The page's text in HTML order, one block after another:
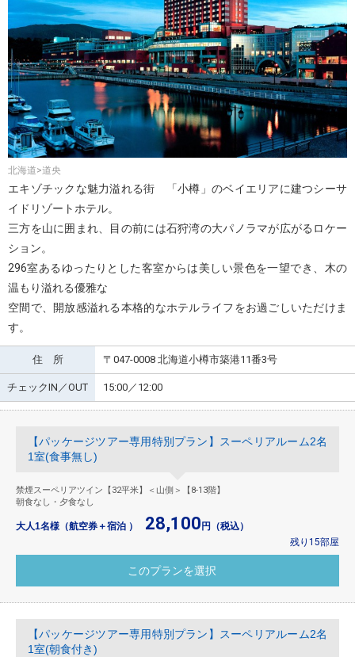
北海道>道央
エキゾチックな魅力溢れる街 「小樽」のベイエリアに建つシーサ
イドリゾートホテル。
三方を山に囲まれ、目の前には石狩湾の大パノラマが広がるロケー
ション。
296室あるゆったりとした客室からは美しい景色を一望でき、木の
温もり溢れる優雅な
空間で、開放感溢れる本格的なホテルライフをお過ごしいただけま
す。
住 所 〒047-0008 北海道小樽市築港11番3号
チェックIN／OUT 15:00／12:00
【パッケージツアー専用特別プラン】スーペリアルーム2名
1室(食事無し)
禁煙スーペリアツイン【32平米】＜山側＞【8-13階】
朝食なし・夕食なし
大人1名様（航空券＋宿泊 ） 28,100 円（税込）
残り15部屋
【パッケージツアー専用特別プラン】スーペリアルーム2名
1室(朝食付き)